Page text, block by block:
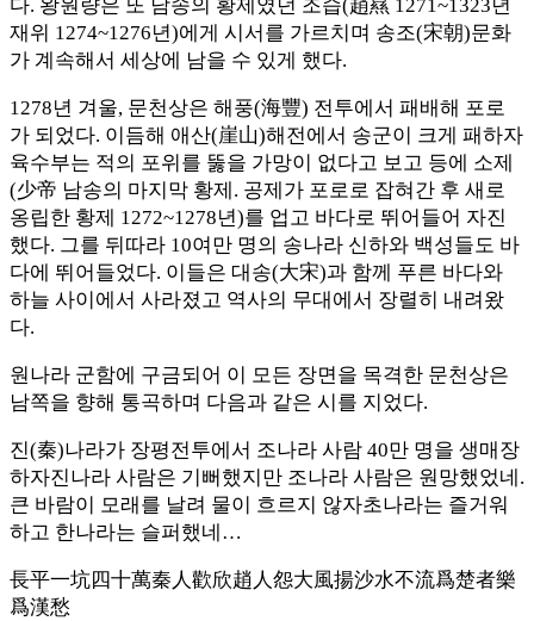
다. 왕원량은 또 남송의 황제였던 조습(趙㬎 1271~1323년
재위 1274~1276년)에게 시서를 가르치며 송조(宋朝)문화
가 계속해서 세상에 남을 수 있게 했다.
1278년 겨울, 문천상은 해풍(海豐) 전투에서 패배해 포로
가 되었다. 이듬해 애산(崖山)해전에서 송군이 크게 패하자
육수부는 적의 포위를 뚫을 가망이 없다고 보고 등에 소제
(少帝 남송의 마지막 황제. 공제가 포로로 잡혀간 후 새로
옹립한 황제 1272~1278년)를 업고 바다로 뛰어들어 자진
했다. 그를 뒤따라 10여만 명의 송나라 신하와 백성들도 바
다에 뛰어들었다. 이들은 대송(大宋)과 함께 푸른 바다와
하늘 사이에서 사라졌고 역사의 무대에서 장렬히 내려왔
다.
원나라 군함에 구금되어 이 모든 장면을 목격한 문천상은
남쪽을 향해 통곡하며 다음과 같은 시를 지었다.
진(秦)나라가 장평전투에서 조나라 사람 40만 명을 생매장
하자진나라 사람은 기뻐했지만 조나라 사람은 원망했었네.
큰 바람이 모래를 날려 물이 흐르지 않자초나라는 즐거워
하고 한나라는 슬퍼했네…
長平一坑四十萬秦人歡欣趙人怨大風揚沙水不流爲楚者樂
爲漢愁